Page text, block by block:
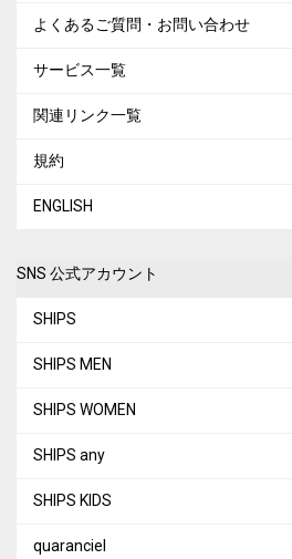
よくあるご質問・お問い合わせ
サービス一覧
関連リンク一覧
規約
ENGLISH
SNS 公式アカウント
SHIPS
SHIPS MEN
SHIPS WOMEN
SHIPS any
SHIPS KIDS
quaranciel